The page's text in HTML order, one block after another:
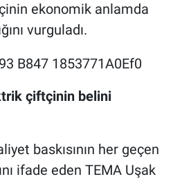
ekonomik anlamda
vurguladı.
çiftçinin belini
baskısının her geçen
ifade eden TEMA Uşak